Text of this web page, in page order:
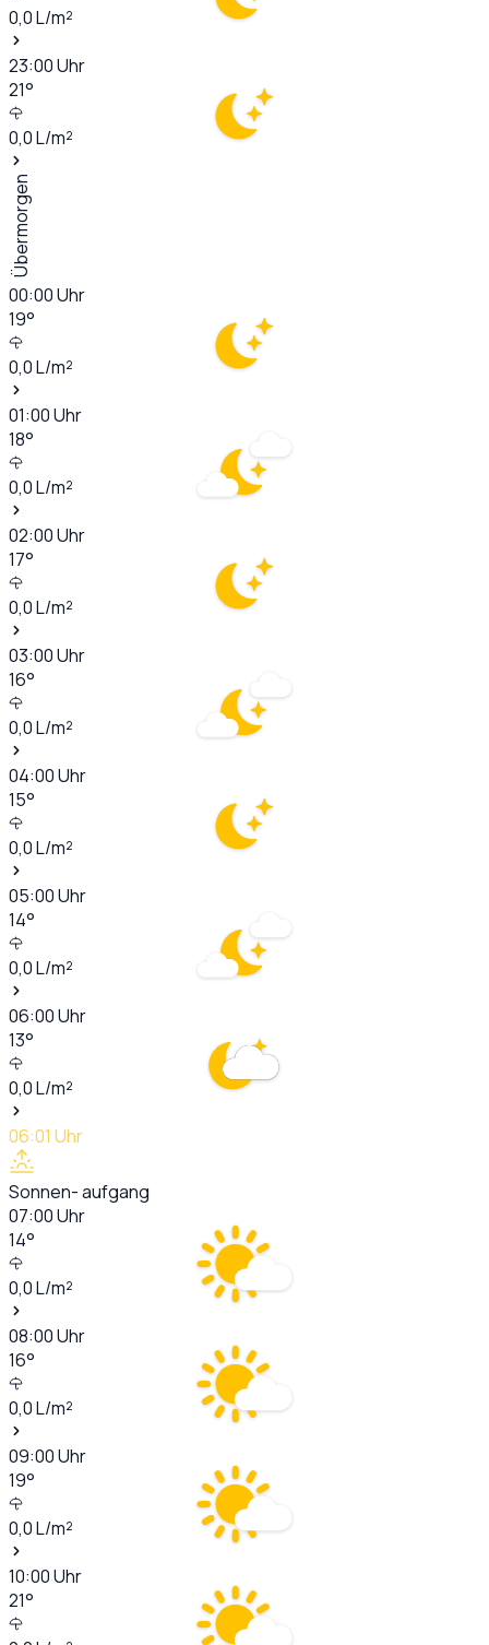
0,0L/m²
23:00Uhr
21°
0,0L/m²
Übermorgen
00:00Uhr
19°
0,0L/m²
01:00Uhr
18°
0,0L/m²
02:00Uhr
17°
0,0L/m²
03:00Uhr
16°
0,0L/m²
04:00Uhr
15°
0,0L/m²
05:00Uhr
14°
0,0L/m²
06:00Uhr
13°
0,0L/m²
06:01 Uhr
Sonnen- aufgang
07:00Uhr
14°
0,0L/m²
08:00Uhr
16°
0,0L/m²
09:00Uhr
19°
0,0L/m²
10:00Uhr
21°